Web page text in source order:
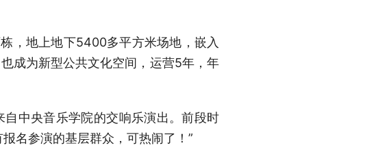
，地上地下5400多平方米场地，嵌入
成为新型公共文化空间，运营5年，年
中央音乐学院的交响乐演出。前段时
名参演的基层群众，可热闹了！”